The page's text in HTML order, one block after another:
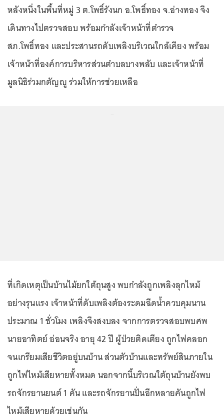
หลังหนึ่งในพื้นที่หมู่ 3 ต.โพธิ์รังนก อ.โพธิ์ทอง จ.อ่างทอง จึง
เดินทางไปตรวจสอบ พร้อมกำลังเจ้าหน้าที่ตำรวจ
สภ.โพธิ์ทอง และประสานรถดับเพลิงบริเวณใกล้เคียง พร้อม
เจ้าหน้าที่องค์การบริหารส่วนตำบลบางพลับ และเจ้าหน้าที่
มูลนิธิร่วมกตัญญู ร่วมให้การช่วยเหลือ
ที่เกิดเหตุเป็นบ้านไม้ยกใต้ถุนสูง พบกำลังถูกเพลิงลุกไหม้
อย่างรุนแรง เจ้าหน้าที่ดับเพลิงต้องระดมฉีดน้ำควบคุมนาน
ประมาณ 1 ชั่วโมง เพลิงจึงสงบลง จากการตรวจสอบพบศพ
นายอาทิตย์ อ่อนจริง อายุ 42 ปี ผู้ป่วยติดเตียง ถูกไฟคลอก
จนเกรียมเสียชีวิตอยู่บนบ้าน ส่วนตัวบ้านและทรัพย์สินภายใน
ถูกไฟไหม้เสียหายทั้งหมด นอกจากนี้บริเวณใต้ถุนบ้านยังพบ
รถจักรยานยนต์ 1 คัน และรถจักรยานปั่นอีกหลายคันถูกไฟ
ไหม้เสียหายด้วยเช่นกัน